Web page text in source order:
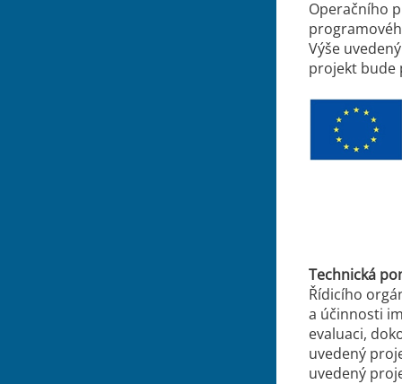
Operačního
Výše
projekt bude
Technická
Řídicího
a účinnosti
evaluaci,
uvedený
uvedený